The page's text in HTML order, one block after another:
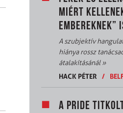
MIÉRT
EMBEREKNEK”
A szubjektív
hiánya rossz
átalakításánál»
HACK PÉTER
/
A PRIDE